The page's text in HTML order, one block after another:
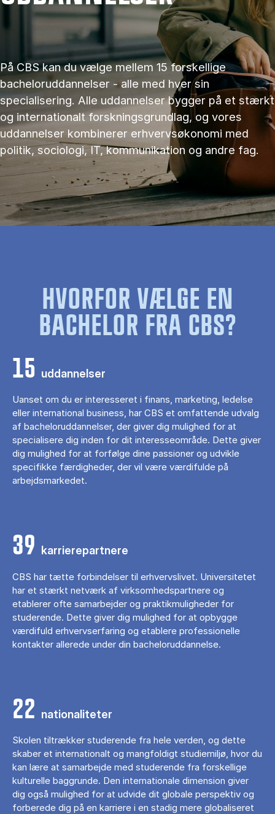
På CBS kan du vælge mellem 15 forskellige
bacheloruddannelser - alle med hver sin
specialisering. Alle uddannelser bygger på et stærkt
og internationalt forskningsgrundlag, og vores
uddannelser kombinerer erhvervsøkonomi med
politik, sociologi, IT, kommunikation og andre fag.
HVORFOR VÆLGE EN
BACHELOR FRA CBS?
15 uddannelser
Uanset om du er interesseret i finans, marketing, ledelse
eller international business, har CBS et omfattende udvalg
af bacheloruddannelser, der giver dig mulighed for at
specialisere dig inden for dit interesseområde. Dette giver
dig mulighed for at forfølge dine passioner og udvikle
specifikke færdigheder, der vil være værdifulde på
arbejdsmarkedet.
39 karrierepartnere
CBS har tætte forbindelser til erhvervslivet. Universitetet
har et stærkt netværk af virksomhedspartnere og
etablerer ofte samarbejder og praktikmuligheder for
studerende. Dette giver dig mulighed for at opbygge
værdifuld erhvervserfaring og etablere professionelle
kontakter allerede under din bacheloruddannelse.
22 nationaliteter
Skolen tiltrækker studerende fra hele verden, og dette
skaber et internationalt og mangfoldigt studiemiljø, hvor du
kan lære at samarbejde med studerende fra forskellige
kulturelle baggrunde. Den internationale dimension giver
dig også mulighed for at udvide dit globale perspektiv og
forberede dig på en karriere i en stadig mere globaliseret